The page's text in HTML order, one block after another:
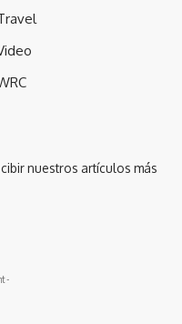
nuestros artículos más
-